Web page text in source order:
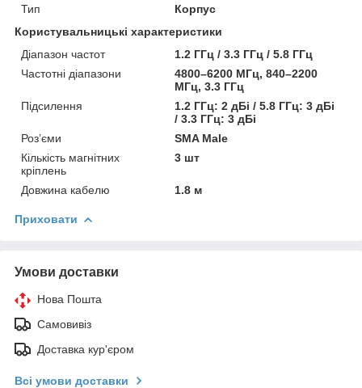
Тип
Корпус
Користувальницькі характеристики
Діапазон частот
1.2 ГГц / 3.3 ГГц / 5.8 ГГц
Частотні діапазони
4800–6200 МГц, 840–2200
МГц, 3.3 ГГц
Підсилення
1.2 ГГц: 2 дБі / 5.8 ГГц: 3 дБі
/ 3.3 ГГц: 3 дБі
Роз’єми
SMA Male
Кількість магнітних
кріплень
3 шт
Довжина кабелю 1.8 м
Приховати
Умови доставки
Нова Пошта
Самовивіз
Доставка кур'єром
Всі умови доставки